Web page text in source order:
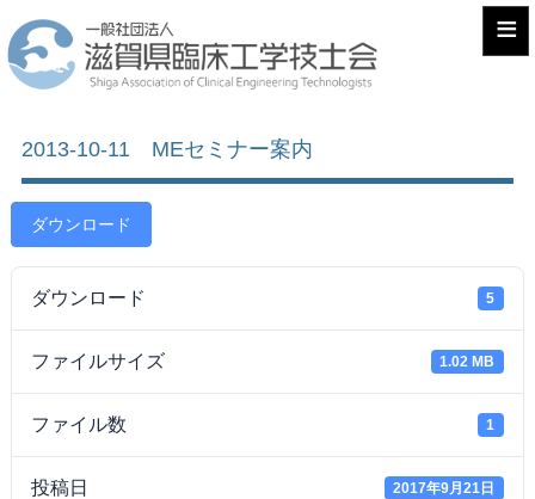
≡
2013-10-11 MEセミナー案内
ダウンロード
ダウンロード 5
ファイルサイズ 1.02 MB
ファイル数 1
投稿日 2017年9月21日